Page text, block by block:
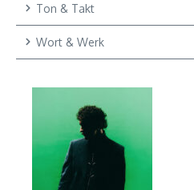
Ton & Takt
Wort & Werk